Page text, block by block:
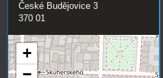
České Budějovice 3
370 01
+
−